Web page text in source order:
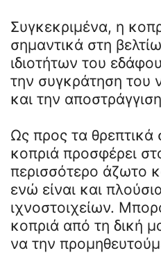
Συγκεκριμένα, η
σημαντικά στη
ιδιοτήτων του
την συγκράτηση του
και την
Ως προς τα θρεπτικά
κοπριά προσφέρει
περισσότερο άζωτο
ενώ είναι και
ιχνοστοιχείων.
κοπριά από τη δική
να την